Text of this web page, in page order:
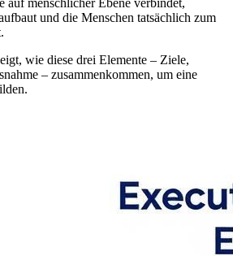
auf menschlicher Ebene verbindet,
und die Menschen tatsächlich zum
wie diese drei Elemente – Ziele,
– zusammenkommen, um eine